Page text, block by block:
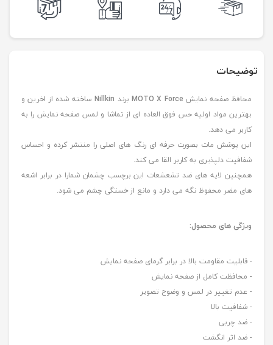
توضیحات
محافظ صفحه نمایش MOTO X Force برند Nillkin ساخته شده از اخرین و
بهترین مواد اولیه حس فوق العاده ای از تماشا و لمس صفحه نمایش را به
کاربر می دهد.
این پوشش مات بصورت حرفه ای رنگ های اصلی را منتشر کرده و احساس
شفافیت دلپذیری به کاربر القا می کند.
همچنین لایه های ضد تشعشعات این برچسب چشمان شمارا در برابر اشعه
های مضر محفوظ نگه می دارد و مانع از خستگی چشم می شود.
ویژگی های محصول:
- قابلیت مقاومت بالا در برابر گرمای صفحه نمایش
- محافظت کامل از صفحه نمایش
- عدم تغییر در لمس و وضوح تصویر
- شفافیت بالا
- ضد چربی
- ضد اثر انگشت